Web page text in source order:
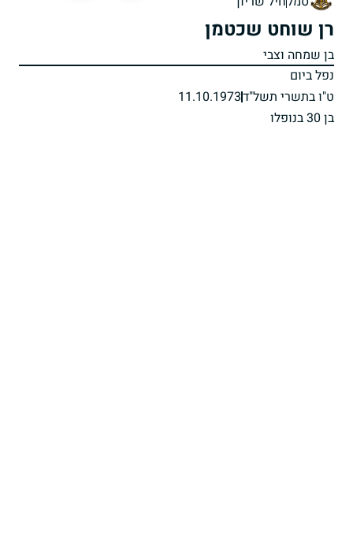
רן שוחט שכטמן
בן שמחה וצבי
נפל ביום
ט"ו בתשרי תשל"ד11.10.1973
בן 30 בנופלו